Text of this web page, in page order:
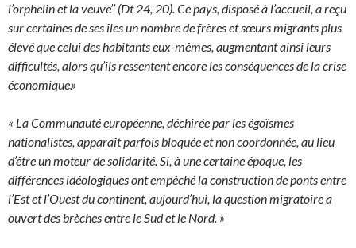
l’orphelin et la veuve’’ (Dt 24, 20). Ce pays, disposé à l’accueil, a reçu
sur certaines de ses îles un nombre de frères et sœurs migrants plus
élevé que celui des habitants eux-mêmes, augmentant ainsi leurs
difficultés, alors qu’ils ressentent encore les conséquences de la crise
économique.»
« La Communauté européenne, déchirée par les égoïsmes
nationalistes, apparaît parfois bloquée et non coordonnée, au lieu
d’être un moteur de solidarité. Si, à une certaine époque, les
différences idéologiques ont empêché la construction de ponts entre
l’Est et l’Ouest du continent, aujourd’hui, la question migratoire a
ouvert des brèches entre le Sud et le Nord. »